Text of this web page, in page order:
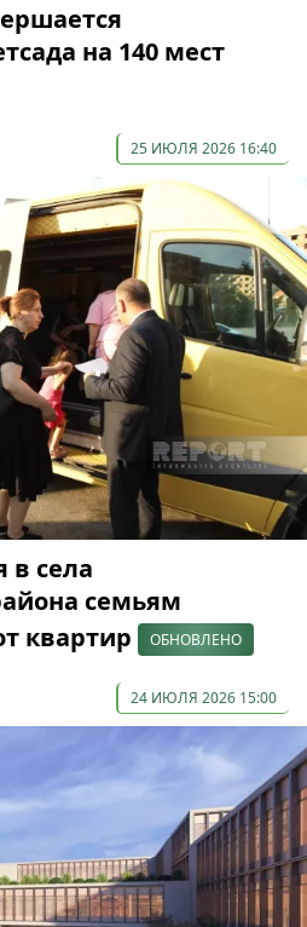
на 140 мест
25 ИЮЛЯ 2026 16:40
в села
семьям
квартир
ОБНОВЛЕНО
24 ИЮЛЯ 2026 15:00